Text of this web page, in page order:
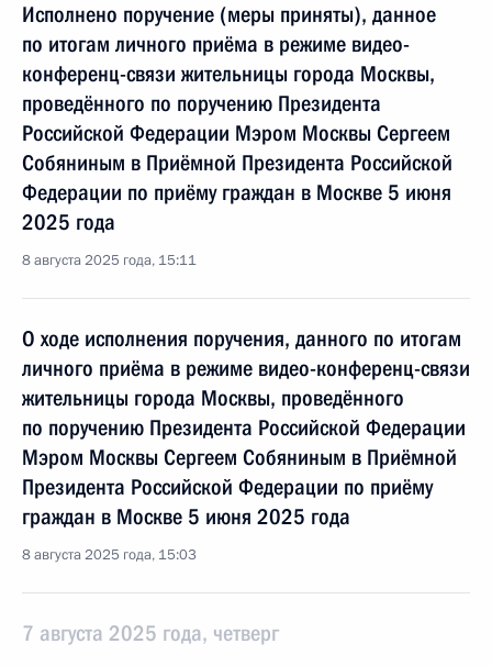
Исполнено поручение (меры приняты), данное
по итогам личного приёма в режиме видео-
конференц-связи жительницы города Москвы,
проведённого по поручению Президента
Российской Федерации Мэром Москвы Сергеем
Собяниным в Приёмной Президента Российской
Федерации по приёму граждан в Москве 5 июня
2025 года
8 августа 2025 года, 15:11
О ходе исполнения поручения, данного по итогам
личного приёма в режиме видео-конференц-связи
жительницы города Москвы, проведённого
по поручению Президента Российской Федерации
Мэром Москвы Сергеем Собяниным в Приёмной
Президента Российской Федерации по приёму
граждан в Москве 5 июня 2025 года
8 августа 2025 года, 15:03
7 августа 2025 года, четверг